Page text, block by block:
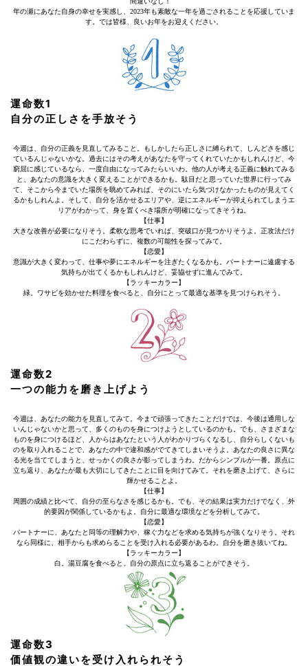
年の瀬にあなた自身の幸せを実感し、2023年も素敵な一年を過ごされることを応援していま
す。では皆様、良いお年をお迎えください。
運命数1
自分の正しさを手放そう
今週は、自分の正義を見直してみること。もしかしたら正しさに縛られて、しんどさを感じ
ているんじゃないかな。過去にはその考えがあなたを守ってくれていたかもしれんけど、今
窮屈に感じているなら、一度自由になってみたらいいわ。他の人が考える正義に触れてみる
と、あなたの意識を大きく変えることができるかも。駄目だと思っていた世界に行ってみ
て、そこから今までいた場所を眺めてみれば、そのにいたら気づけなかったものが見えてく
るかもしれんよ。そして、自分を活かせるエリアや、逆にエネルギーが抑えられてしまうエ
リアがわかって、身を置くべき場所が明確になってきそうね。
【仕事】
大きな改善が必要になりそう。柔軟な思考でいれば、突破口が見つかりそうよ。正攻法だけ
にこだわらずに、複数の可能性を探ってみて。
【恋愛】
意識が大きく変わって、仕事や夢にエネルギーを注ぎたくなるかも。パートナーに遠慮する
気持ちが出てくるかもしれんけど、妥協せずに進んでみて。
【ラッキーカラー】
緑。ワサビを効かせた料理を食べると、自分にとって最適な基準を見つけられそう。
運命数2
一つの能力を磨き上げよう
今週は、あなたの能力を見直してみて。今まで頑張ってきたことだけでは、今後は通用しな
いんじゃないかと思って、多くのものを身につけようとしているのかも。でも、さまざまな
ものを身につけるほど、人からはあなたという人がわかりづらくなるし、自分らしくないも
のを取り入れることで、あなたの中で違和感がでてきてしまいそうよ。あなたの良さに異な
る光を当ててしまうと、せっかくの良さが影ってしまうわ。だからシンプルが一番。原点に
立ち返り、あなたが最も大切にしてきたことに目を向けてみて。それを磨き上げて、さらに
輝かせることよ。
【仕事】
周囲の成績と比べて、自分の至らなさを感じるかも。でも、その結果は実力だけでなく、外
的要因が関係しているかもよ。自分に最適な環境などを分析してみて。
【恋愛】
パートナーに、あなたと同等の理解力や、稼ぐ力などを求める気持ちが強くなりそう。それ
なら同様に、相手からも求めらることを受け入れる必要があるわ。自分を磨き抜いてね。
【ラッキーカラー】
白。湯豆腐を食べると、自分の原点に立ち返ることができそう。
運命数3
価値観の違いを受け入れられそう